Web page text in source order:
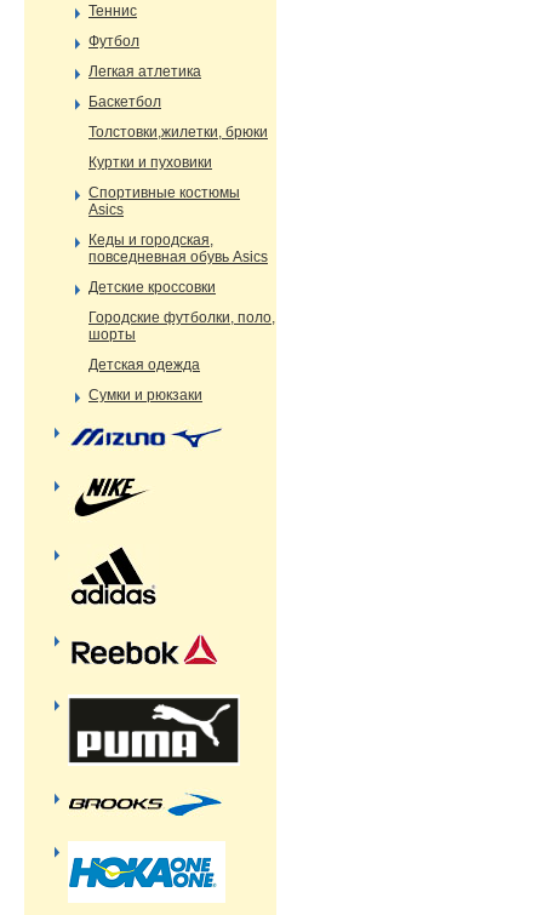
Теннис
Футбол
Легкая атлетика
Баскетбол
Толстовки,жилетки, брюки
Куртки и пуховики
Спортивные костюмы
Asics
Кеды и городская,
повседневная обувь Asics
Детские кроссовки
Городские футболки, поло,
шорты
Детская одежда
Сумки и рюкзаки